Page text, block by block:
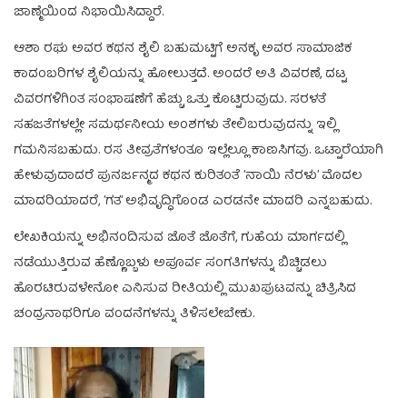
ಜಾಣ್ಮೆಯಿಂದ ನಿಭಾಯಿಸಿದ್ದಾರೆ.
ಆಶಾ ರಘು ಅವರ ಕಥನ ಶೈಲಿ ಬಹುಮಟ್ಟಿಗೆ ಅನಕೃ ಅವರ ಸಾಮಾಜಿಕ
ಕಾದಂಬರಿಗಳ ಶೈಲಿಯನ್ನು ಹೋಲುತ್ತದೆ. ಅಂದರೆ ಅತಿ ವಿವರಣೆ, ದಟ್ಟ
ವಿವರಗಳಿಗಿಂತ ಸಂಭಾಷಣೆಗೆ ಹೆಚ್ಚು ಒತ್ತು ಕೊಟ್ಟಿರುವುದು. ಸರಳತೆ
ಸಹಜತೆಗಳಲ್ಲೇ ಸಮರ್ಥನೀಯ ಅಂಶಗಳು ತೇಲಿಬರುವುದನ್ನು ಇಲ್ಲಿ
ಗಮನಿಸಬಹುದು. ರಸ ತೀವ್ರತೆಗಳಂತೂ ಇಲ್ಲೆಲ್ಲೂ ಕಾಣಸಿಗವು. ಒಟ್ಟಾರೆಯಾಗಿ
ಹೇಳುವುದಾದರೆ ಪುನರ್ಜನ್ಮದ ಕಥನ ಕುರಿತಂತೆ ’ನಾಯಿ ನೆರಳು’ ಮೊದಲ
ಮಾದರಿಯಾದರೆ, ’ಗತ’ ಅಭಿವೃದ್ಧಿಗೊಂಡ ಎರಡನೇ ಮಾದರಿ ಎನ್ನಬಹುದು.
ಲೇಖಕಿಯನ್ನು ಅಭಿನಂದಿಸುವ ಜೊತೆ ಜೊತೆಗೆ, ಗುಹೆಯ ಮಾರ್ಗದಲ್ಲಿ
ನಡೆಯುತ್ತಿರುವ ಹೆಣ್ಣೊಬ್ಬಳು ಅಪೂರ್ವ ಸಂಗತಿಗಳನ್ನು ಬಿಚ್ಚಿಡಲು
ಹೊರಟಿರುವಳೇನೋ ಎನಿಸುವ ರೀತಿಯಲ್ಲಿ ಮುಖಪುಟವನ್ನು ಚಿತ್ರಿಸಿದ
ಚಂದ್ರನಾಥರಿಗೂ ವಂದನೆಗಳನ್ನು ತಿಳಿಸಲೇಬೇಕು.